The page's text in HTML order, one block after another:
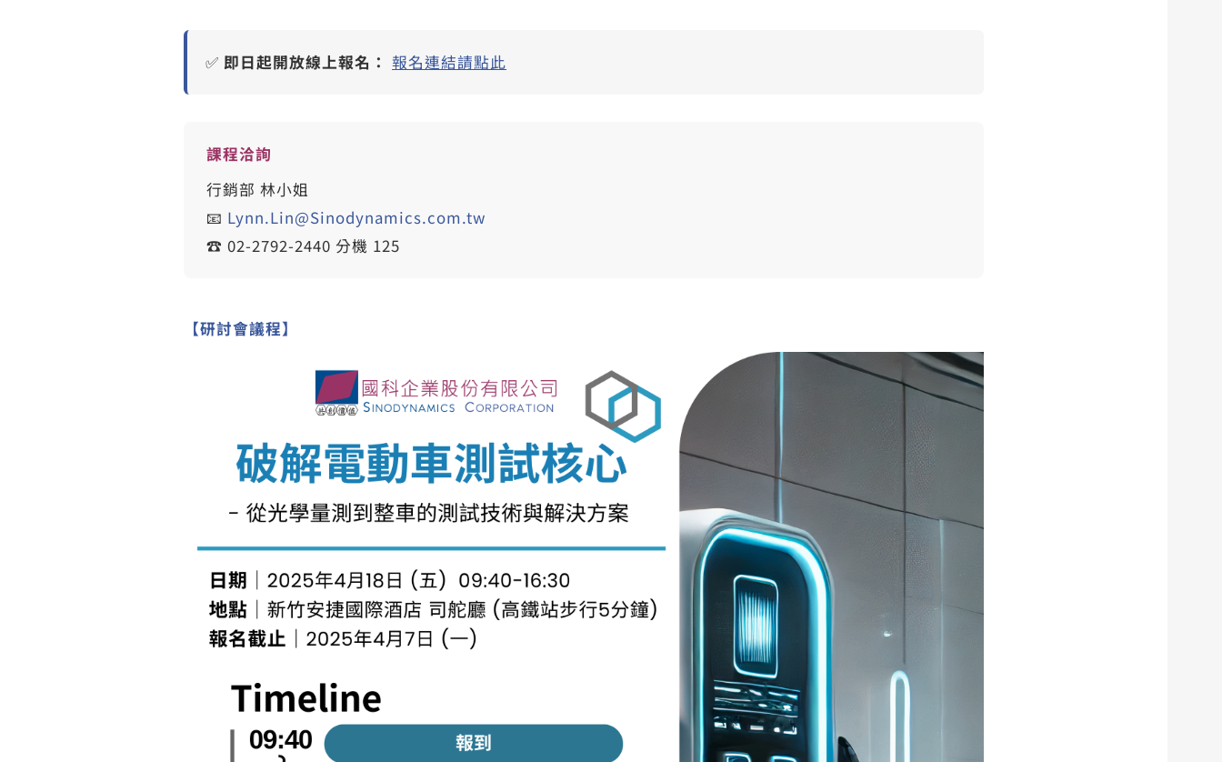
✅ 即日起開放線上報名： 報名連結請點此
課程洽詢
行銷部 林小姐
📧 Lynn.Lin@Sinodynamics.com.tw
☎️ 02-2792-2440 分機 125
【研討會議程】